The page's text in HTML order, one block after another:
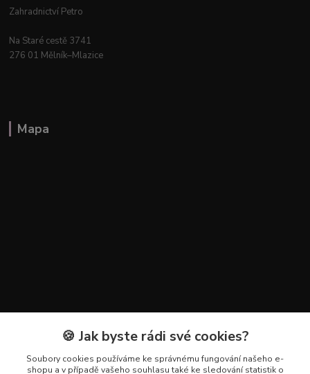
Zahradnictví Petro
Na Staré cestě 3741
276 01 Mělník–Mlazice
Mapa
Kontakty
+420 602 223 614
🍪 Jak byste rádi své cookies?
Soubory cookies používáme ke správnému fungování našeho e-
shopu a v případě vašeho souhlasu také ke sledování statistik o